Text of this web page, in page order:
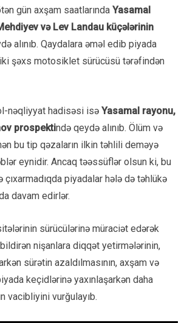
gün axşam saatlarında Yasamal
və Lev Landau küçələrinin
alınıb. Qaydalara əməl edib piyada
şəxs motosiklet sürücüsü tərəfindən
nəqliyyat hadisəsi isə Yasamal rayonu,
prospektində qeydə alınıb. Ölüm və
bu tip qəzaların ilkin təhlili deməyə
eynidir. Ancaq təəssüflər olsun ki, bu
çıxarmadıqda piyadalar hələ də təhlükə
davam edirlər.
sürücülərinə müraciət edərək
nişanlara diqqət yetirmələrinin,
sürətin azaldılmasının, axşam və
keçidlərinə yaxınlaşarkən daha
vacibliyini vurğulayıb.